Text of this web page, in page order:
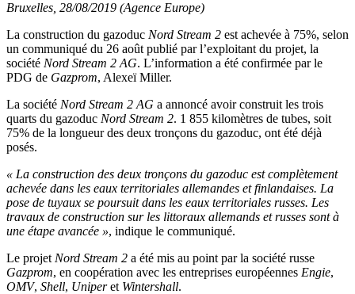
Bruxelles, 28/08/2019 (Agence Europe)
La construction du gazoduc Nord Stream 2 est achevée à 75%, selon
un communiqué du 26 août publié par l’exploitant du projet, la
société Nord Stream 2 AG. L’information a été confirmée par le
PDG de Gazprom, Alexeï Miller.
La société Nord Stream 2 AG a annoncé avoir construit les trois
quarts du gazoduc Nord Stream 2. 1 855 kilomètres de tubes, soit
75% de la longueur des deux tronçons du gazoduc, ont été déjà
posés.
« La construction des deux tronçons du gazoduc est complètement
achevée dans les eaux territoriales allemandes et finlandaises. La
pose de tuyaux se poursuit dans les eaux territoriales russes. Les
travaux de construction sur les littoraux allemands et russes sont à
une étape avancée », indique le communiqué.
Le projet Nord Stream 2 a été mis au point par la société russe
Gazprom, en coopération avec les entreprises européennes Engie,
OMV, Shell, Uniperet Wintershall.